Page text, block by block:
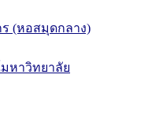
(หอสมุดกลาง)
หาวิทยาลัย